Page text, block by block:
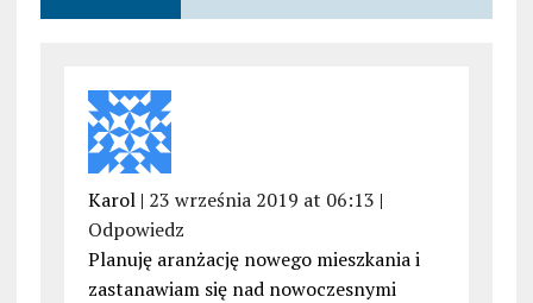
Karol | 23 września 2019 at 06:13 |
Odpowiedz
Planuję aranżację nowego mieszkania i
zastanawiam się nad nowoczesnymi